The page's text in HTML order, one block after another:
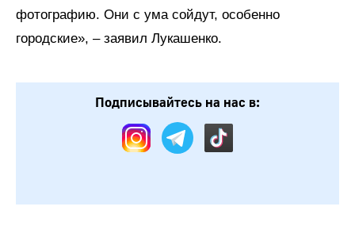
фотографию. Они с ума сойдут, особенно
городские», – заявил Лукашенко.
Подписывайтесь на нас в: